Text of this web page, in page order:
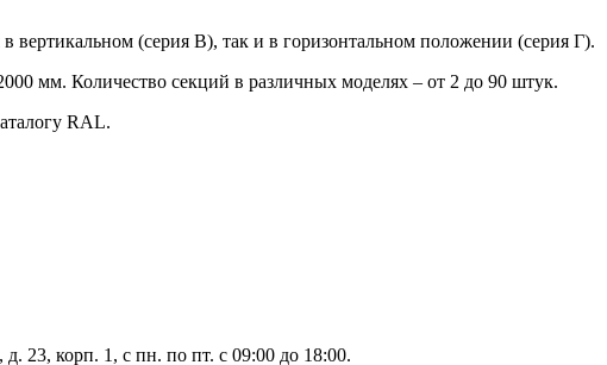
(серия В), так и в горизонтальном положении (серия Г).
мм. Количество секций в различных моделях – от 2 до 90 штук.
RAL.
23, корп. 1, с пн. по пт. с 09:00 до 18:00.